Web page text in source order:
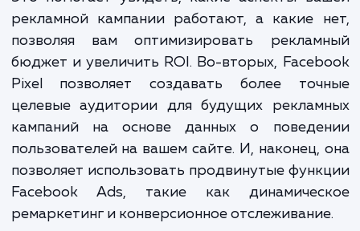
Установка Facebook Pixel предлагает
преимуществ. Во-первых, она позволяет
точно отслеживать
пользователей с вашей рекламой на
Это помогает увидеть, какие аспекты
рекламной кампании работают, а какие
позволяя вам оптимизировать
бюджет и увеличить ROI. Во-вторых,
Pixel позволяет создавать более